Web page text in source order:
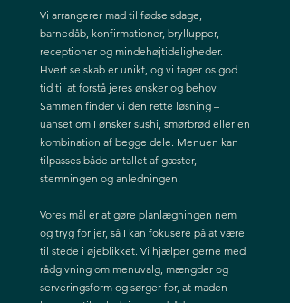
Vi arrangerer mad til fødselsdage,
barnedåb, konfirmationer, bryllupper,
receptioner og mindehøjtideligheder.
Hvert selskab er unikt, og vi tager os god
tid til at forstå jeres ønsker og behov.
Sammen finder vi den rette løsning –
uanset om I ønsker sushi, smørbrød eller en
kombination af begge dele. Menuen kan
tilpasses både antallet af gæster,
stemningen og anledningen.
Vores mål er at gøre planlægningen nem
og tryg for jer, så I kan fokusere på at være
til stede i øjeblikket. Vi hjælper gerne med
rådgivning om menuvalg, mængder og
serveringsform og sørger for, at maden